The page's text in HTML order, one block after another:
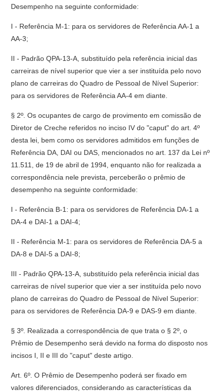
Desempenho na seguinte conformidade:
I - Referência M-1: para os servidores de Referência AA-1 a
AA-3;
II - Padrão QPA-13-A, substituído pela referência inicial das
carreiras de nível superior que vier a ser instituída pelo novo
plano de carreiras do Quadro de Pessoal de Nível Superior:
para os servidores de Referência AA-4 em diante.
§ 2º. Os ocupantes de cargo de provimento em comissão de
Diretor de Creche referidos no inciso IV do "caput" do art. 4º
desta lei, bem como os servidores admitidos em funções de
Referência DA, DAI ou DAS, mencionados no art. 137 da Lei nº
11.511, de 19 de abril de 1994, enquanto não for realizada a
correspondência nele prevista, perceberão o prêmio de
desempenho na seguinte conformidade:
I - Referência B-1: para os servidores de Referência DA-1 a
DA-4 e DAI-1 a DAI-4;
II - Referência M-1: para os servidores de Referência DA-5 a
DA-8 e DAI-5 a DAI-8;
III - Padrão QPA-13-A, substituído pela referência inicial das
carreiras de nível superior que vier a ser instituída pelo novo
plano de carreiras do Quadro de Pessoal de Nível Superior:
para os servidores de Referência DA-9 e DAS-9 em diante.
§ 3º. Realizada a correspondência de que trata o § 2º, o
Prêmio de Desempenho será devido na forma do disposto nos
incisos I, II e III do "caput" deste artigo.
Art. 6º. O Prêmio de Desempenho poderá ser fixado em
valores diferenciados, considerando as características da